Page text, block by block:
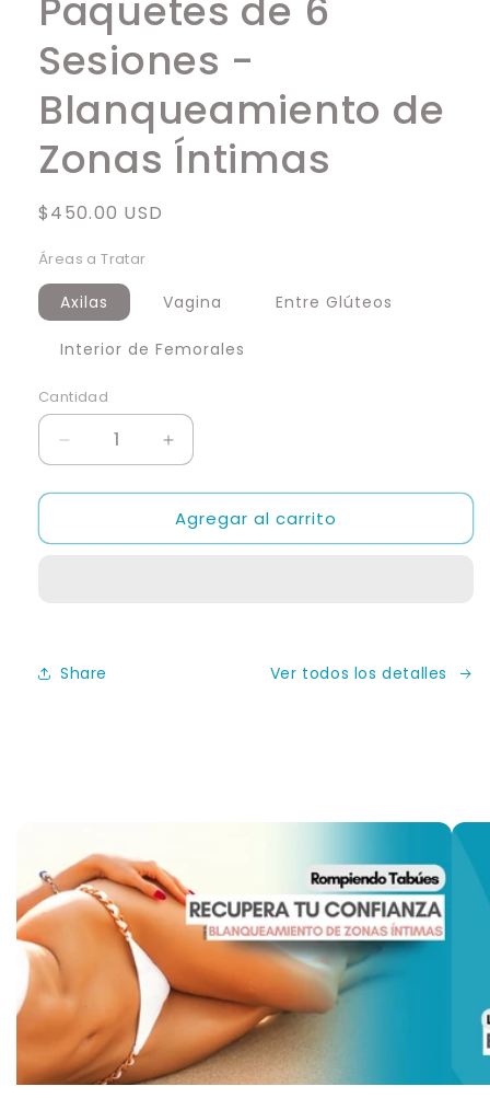
modalPaquetes de 6
Sesiones -
Blanqueamiento de
Zonas Íntimas
Precio
$450.00 USD
Áreas a Tratar
Axilas Vagina Entre Glúteos
Interior de Femorales
Cantidad
Cantidad
Reducir
cantidad
para
de
Zonas
Aumentar
cantidad
para
Paquetes
de
Agregar al carrito
Share Ver todos los detalles